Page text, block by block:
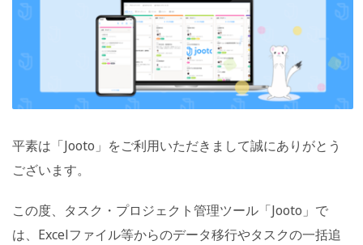
平素は「Jooto」をご利用いただきまして誠にありがとう
ございます。
この度、タスク・プロジェクト管理ツール「Jooto」で
は、Excelファイル等からのデータ移行やタスクの一括追